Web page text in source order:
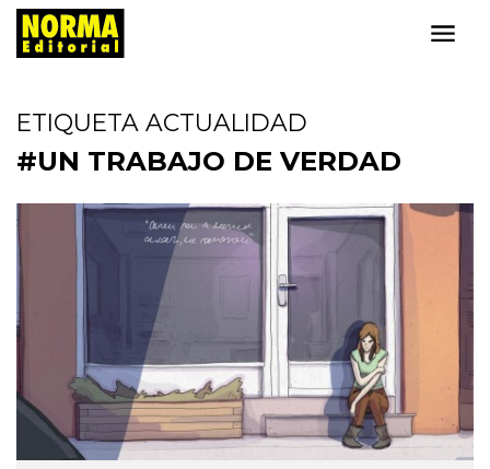
ETIQUETA ACTUALIDAD
#UN TRABAJO DE VERDAD